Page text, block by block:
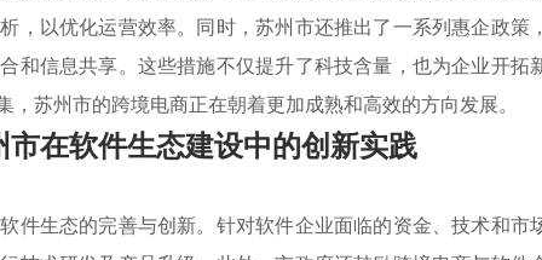
，以优化运营效率。同时，苏州市还推出了一系列惠企政策
和信息共享。这些措施不仅提升了科技含量，也为企业开拓
苏州市的跨境电商正在朝着更加成熟和高效的方向发展。
在软件生态建设中的创新实践
件生态的完善与创新。针对软件企业面临的资金、技术和市